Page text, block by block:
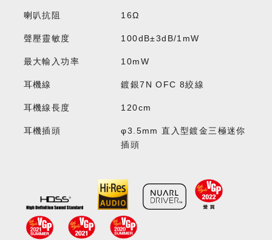
喇叭抗阻 16Ω
聲壓靈敏度 100dB±3dB/1mW
最大輸入功率 10mW
耳機線 鍍銀7N OFC 8絞線
耳機線長度 120cm
耳機插頭
φ3.5mm 直入型鍍金三極迷你
插頭